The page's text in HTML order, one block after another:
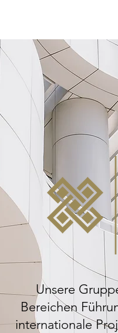
Unsere
Bereichen
internationale